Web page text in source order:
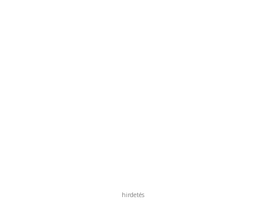
hirdetés